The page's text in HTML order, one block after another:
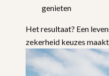
genieten
Het resultaat? Een
zekerheid keuzes